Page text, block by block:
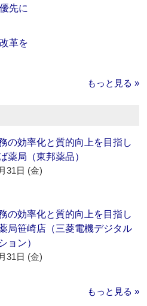
先に
革を
もっと見る »
の効率化と質的向上を目指し
薬局（東邦薬品）
31日 (金)
の効率化と質的向上を目指し
局笹崎店（三菱電機デジタル
ョン）
31日 (金)
もっと見る »